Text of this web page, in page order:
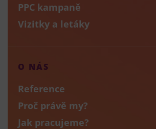
PPC kampaně
Vizitky a letáky
O NÁS
Reference
Proč právě my?
Jak pracujeme?